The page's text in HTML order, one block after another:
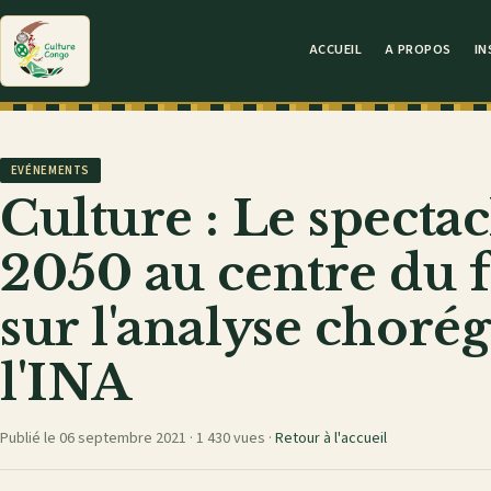
ACCUEIL A PROPOS
EVÉNEMENTS
Culture : Le
2050 au centre du
sur l'analyse
l'INA
Publié le 06 septembre 2021 · 1 430 vues · Retour à l'accueil